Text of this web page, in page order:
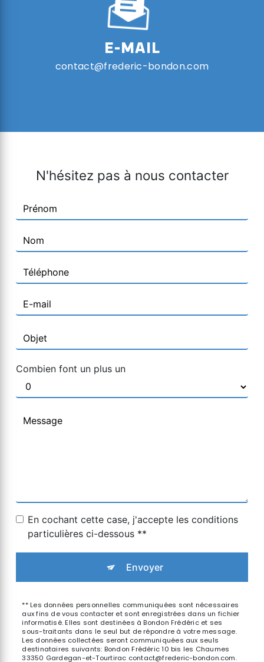
E-MAIL
contact@frederic-bondon.com
N'hésitez pas à nous contacter
Combien font un plus un
En cochant cette case, j'accepte les conditions
particulières ci-dessous **
Envoyer
** Les données personnelles communiquées sont nécessaires
aux fins de vous contacter et sont enregistrées dans un fichier
informatisé. Elles sont destinées à Bondon Frédéric et ses
sous-traitants dans le seul but de répondre à votre message.
Les données collectées seront communiquées aux seuls
destinataires suivants: Bondon Frédéric 10 bis les Chaumes
33350 Gardegan-et-Tourtirac contact@frederic-bondon.com.